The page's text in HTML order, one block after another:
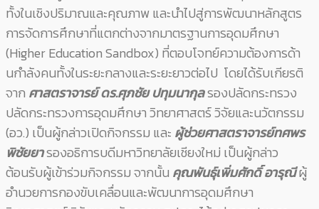
ทั้งในเชิงปริมาณและคุณภาพ และนําไปสู่การพัฒนาหลักสูตร
การจัดการศึกษาที่แตกต่างจากมาตรฐานการอุดมศึกษา
(Higher Education Sandbox) ที่ตอบโจทย์ความต้องการด้า
นกําลังคนทั้งในระยะกลางและระยะยาวต่อไป โดยได้รับเกียรติ
จาก ศาสตราจารย์ ดร.ศุภชัย ปทุมนากุลรองปลัดกระทรวง
ปลัดกระทรวงการอุดมศึกษา วิทยาศาสตร์ วิจัยและนวัตกรรม
(อว.) เป็นผู้กล่าวเปิดกิจกรรม และ ผู้ช่วยศาสตราจารย์ทศพร
พิชัยยารองอธิการบดีมหาวิทยาลัยเชียงใหม่ เป็นผู้กล่าว
ต้อนรับผู้เข้าร่วมกิจกรรม จากนั้น คุณพันธุ์เพิ่มศักดิ์ อารุณีผู้
อำนวยการกองขับเคลื่อนและพัฒนาการอุดมศึกษา